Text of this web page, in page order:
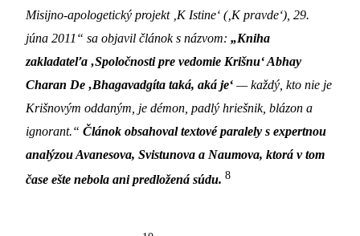
Misijno-apologetický projekt ‚K Istine‘ (‚K pravde‘), 29.
júna 2011“ sa objavil článok s názvom: „Kniha
zakladateľa ‚Spoločnosti pre vedomie Krišnu‘ Abhay
Charan De ‚Bhagavadgíta taká, aká je‘ —každý, kto nie je
Krišnovým oddaným, je démon, padlý hriešnik, blázon a
ignorant.“ Článok obsahoval textové paralely s expertnou
analýzou Avanesova, Svistunova a Naumova, ktorá v tom
čase ešte nebola ani predložená súdu. 8